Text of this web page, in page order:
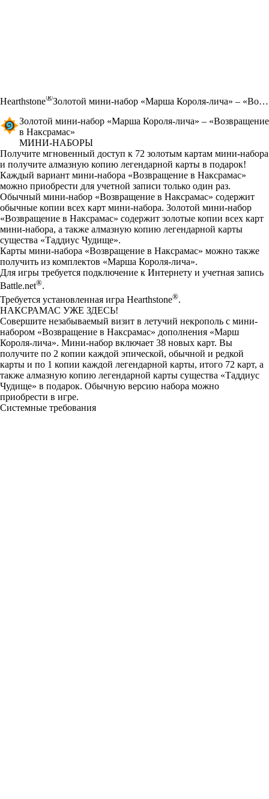
Hearthstone®
Золотой мини-набор «Марша Короля-лича» – «Возвращение в Наксрамас»
Золотой мини-набор «Марша Короля-лича» – «Возвращение
в Наксрамас»
МИНИ-НАБОРЫ
Product Notification
Получите мгновенный доступ к 72 золотым картам мини-набора
и получите алмазную копию легендарной карты в подарок!
Цена
Available actions
Каждый вариант мини-набора «Возвращение в Наксрамас»
можно приобрести для учетной записи только один раз.
Обычный мини-набор «Возвращение в Наксрамас» содержит
обычные копии всех карт мини-набора. Золотой мини-набор
«Возвращение в Наксрамас» содержит золотые копии всех карт
мини-набора, а также алмазную копию легендарной карты
существа «Таддиус Чудище».
Карты мини-набора «Возвращение в Наксрамас» можно также
получить из комплектов «Марша Короля-лича».
Для игры требуется подключение к Интернету и учетная запись
Battle.net®.
Требуется установленная игра Hearthstone®.
НАКСРАМАС УЖЕ ЗДЕСЬ!
Совершите незабываемый визит в летучий некрополь с мини-
набором «Возвращение в Наксрамас» дополнения «Марш
Короля-лича». Мини-набор включает 38 новых карт. Вы
получите по 2 копии каждой эпической, обычной и редкой
карты и по 1 копии каждой легендарной карты, итого 72 карт, а
также алмазную копию легендарной карты существа «Таддиус
Чудище» в подарок. Обычную версию набора можно
приобрести в игре.
Системные требования